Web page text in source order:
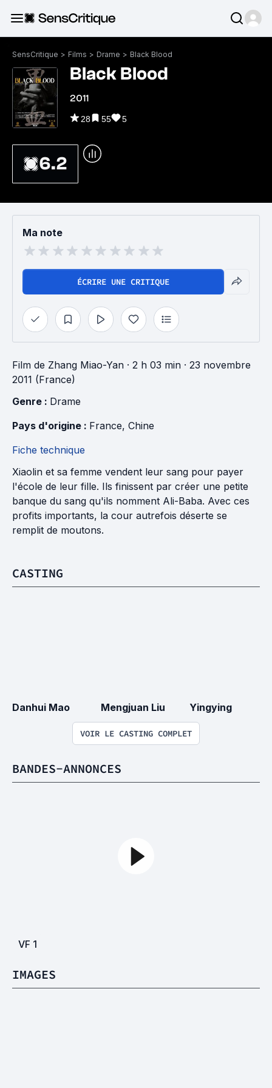
SensCritique > Films > Drame > Black Blood
Black Blood
2011
28 55 5
6.2
Ma note
ÉCRIRE UNE CRITIQUE
Film de Zhang Miao-Yan · 2 h 03 min · 23 novembre
2011 (France)
Genre : Drame
Pays d'origine : France, Chine
Fiche technique
Xiaolin et sa femme vendent leur sang pour payer
l'école de leur fille. Ils finissent par créer une petite
banque du sang qu'ils nomment Ali-Baba. Avec ces
profits importants, la cour autrefois déserte se
remplit de moutons.
CASTING
Danhui Mao Mengjuan Liu Yingying
VOIR LE CASTING COMPLET
BANDES-ANNONCES
VF 1
IMAGES